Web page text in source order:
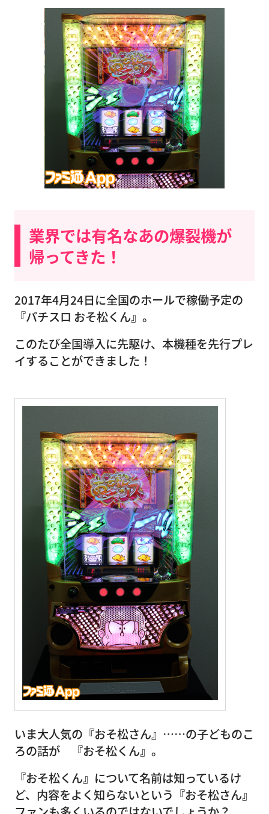
業界では有名なあの爆裂機が
帰ってきた！
2017年4月24日に全国のホールで稼働予定の
『パチスロ おそ松くん』。
このたび全国導入に先駆け、本機種を先行プレ
イすることができました！
いま大人気の『おそ松さん』……の子どものこ
ろの話が 『おそ松くん』。
『おそ松くん』について名前は知っているけ
ど、内容をよく知らないという『おそ松さん』